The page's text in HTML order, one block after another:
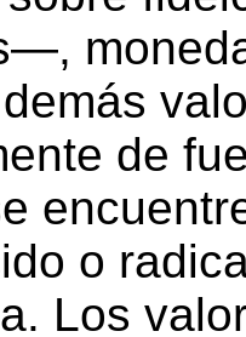
de
o
Los